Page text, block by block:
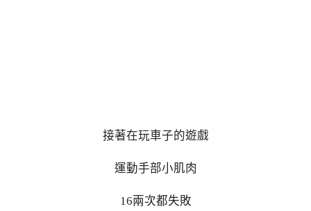
接著在玩車子的遊戲
運動手部小肌肉
16兩次都失敗